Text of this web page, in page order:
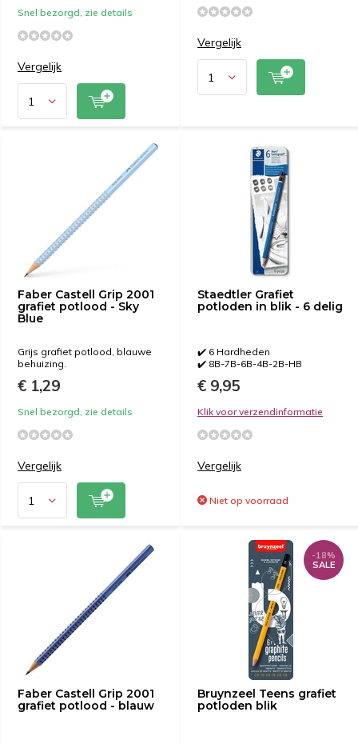
Snel bezorgd, zie details
Vergelijk
Vergelijk
Faber Castell Grip 2001
grafiet potlood - Sky
Blue
Grijs grafiet potlood, blauwe
behuizing.
€ 1,29
Snel bezorgd, zie details
Vergelijk
Staedtler Grafiet
potloden in blik - 6 delig
✔️ 6 Hardheden
✔️ 8B-7B-6B-4B-2B-HB
€ 9,95
Klik voor verzendinformatie
Vergelijk
Niet op voorraad
Faber Castell Grip 2001
grafiet potlood - blauw
Bruynzeel Teens grafiet
potloden blik
-18%
SALE